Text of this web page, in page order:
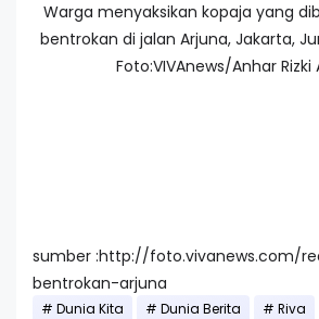
Warga menyaksikan kopaja yang
bentrokan di jalan Arjuna, Jakarta,
Foto:VIVAnews/Anhar
sumber :http://foto.vivanews.com/
bentrokan-arjuna
Dunia Kita Dunia Berita Riva